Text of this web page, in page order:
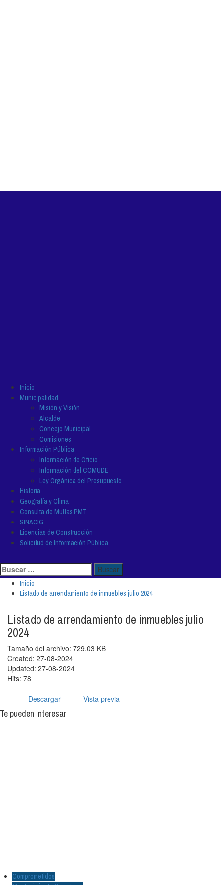
Inicio
Municipalidad
Misión y Visión
Alcalde
Concejo Municipal
Comisiones
Información Pública
Información de Oficio
Información del COMUDE
Ley Orgánica del Presupuesto
Historia
Geografía y Clima
Consulta de Multas PMT
SINACIG
Licencias de Construcción
Solicitud de Información Pública
Buscar:
Inicio
Listado de arrendamiento de inmuebles julio 2024
Listado de arrendamiento de inmuebles julio
2024
Tamaño del archivo: 729.03 KB
Created: 27-08-2024
Updated: 27-08-2024
Hits: 78
Descargar Vista previa
Te pueden interesar
Comprometidos